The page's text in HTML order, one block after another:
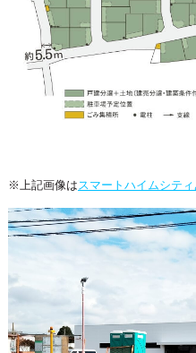
※上記画像はスマートハイムシテ